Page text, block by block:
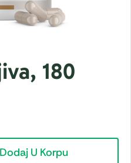
180
Dodaj U Korpu